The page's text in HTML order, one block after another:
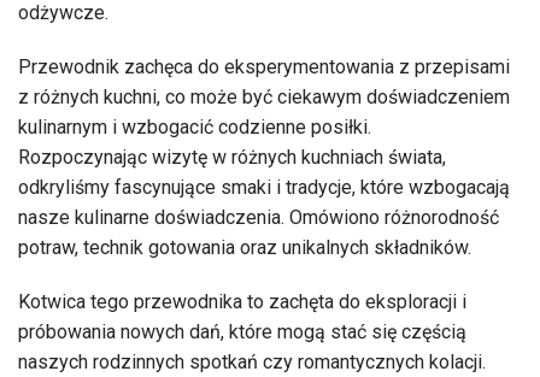
odżywcze.
Przewodnik zachęca do eksperymentowania z przepisami
z różnych kuchni, co może być ciekawym doświadczeniem
kulinarnym i wzbogacić codzienne posiłki.
Rozpoczynając wizytę w różnych kuchniach świata,
odkryliśmy fascynujące smaki i tradycje, które wzbogacają
nasze kulinarne doświadczenia. Omówiono różnorodność
potraw, technik gotowania oraz unikalnych składników.
Kotwica tego przewodnika to zachęta do eksploracji i
próbowania nowych dań, które mogą stać się częścią
naszych rodzinnych spotkań czy romantycznych kolacji.